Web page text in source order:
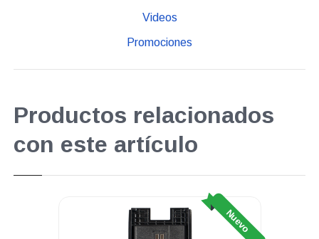
Videos
Promociones
Productos relacionados
con este artículo
Nuevo